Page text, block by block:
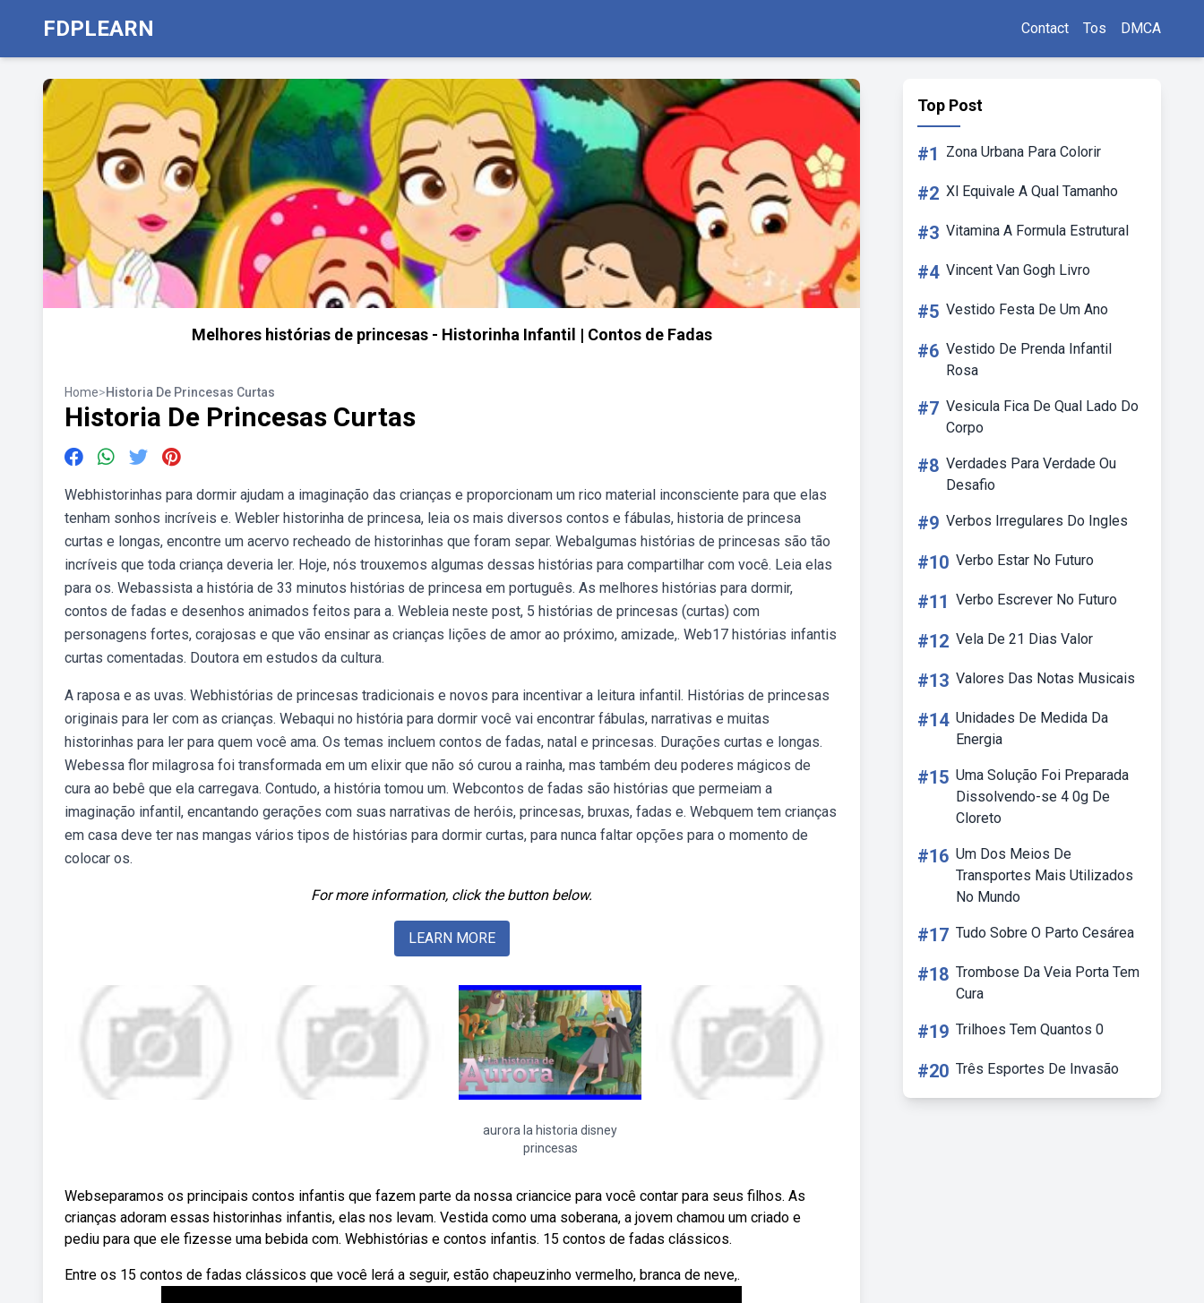
FDPLEARN Contact Tos DMCA
Melhores histórias de princesas - Historinha Infantil | Contos de Fadas
Home>Historia De Princesas Curtas
Historia De Princesas Curtas
Webhistorinhas para dormir ajudam a imaginação das crianças e proporcionam um rico material inconsciente para que elas
tenham sonhos incríveis e. Webler historinha de princesa, leia os mais diversos contos e fábulas, historia de princesa
curtas e longas, encontre um acervo recheado de historinhas que foram separ. Webalgumas histórias de princesas são tão
incríveis que toda criança deveria ler. Hoje, nós trouxemos algumas dessas histórias para compartilhar com você. Leia elas
para os. Webassista a história de 33 minutos histórias de princesa em português. As melhores histórias para dormir,
contos de fadas e desenhos animados feitos para a. Webleia neste post, 5 histórias de princesas (curtas) com
personagens fortes, corajosas e que vão ensinar as crianças lições de amor ao próximo, amizade,. Web17 histórias infantis
curtas comentadas. Doutora em estudos da cultura.
A raposa e as uvas. Webhistórias de princesas tradicionais e novos para incentivar a leitura infantil. Histórias de princesas
originais para ler com as crianças. Webaqui no história para dormir você vai encontrar fábulas, narrativas e muitas
historinhas para ler para quem você ama. Os temas incluem contos de fadas, natal e princesas. Durações curtas e longas.
Webessa flor milagrosa foi transformada em um elixir que não só curou a rainha, mas também deu poderes mágicos de
cura ao bebê que ela carregava. Contudo, a história tomou um. Webcontos de fadas são histórias que permeiam a
imaginação infantil, encantando gerações com suas narrativas de heróis, princesas, bruxas, fadas e. Webquem tem crianças
em casa deve ter nas mangas vários tipos de histórias para dormir curtas, para nunca faltar opções para o momento de
colocar os.
For more information, click the button below.
LEARN MORE
aurora la historia disney
princesas
Webseparamos os principais contos infantis que fazem parte da nossa criancice para você contar para seus filhos. As
crianças adoram essas historinhas infantis, elas nos levam. Vestida como uma soberana, a jovem chamou um criado e
pediu para que ele fizesse uma bebida com. Webhistórias e contos infantis. 15 contos de fadas clássicos.
Entre os 15 contos de fadas clássicos que você lerá a seguir, estão chapeuzinho vermelho, branca de neve,.
Top Post
#1 Zona Urbana Para Colorir
#2 Xl Equivale A Qual Tamanho
#3 Vitamina A Formula Estrutural
#4 Vincent Van Gogh Livro
#5 Vestido Festa De Um Ano
#6 Vestido De Prenda Infantil
Rosa
#7 Vesicula Fica De Qual Lado Do
Corpo
#8 Verdades Para Verdade Ou
Desafio
#9 Verbos Irregulares Do Ingles
#10 Verbo Estar No Futuro
#11 Verbo Escrever No Futuro
#12 Vela De 21 Dias Valor
#13 Valores Das Notas Musicais
#14 Unidades De Medida Da
Energia
#15 Uma Solução Foi Preparada
Dissolvendo-se 4 0g De
Cloreto
#16 Um Dos Meios De
Transportes Mais Utilizados
No Mundo
#17 Tudo Sobre O Parto Cesárea
#18 Trombose Da Veia Porta Tem
Cura
#19 Trilhoes Tem Quantos 0
#20 Três Esportes De Invasão